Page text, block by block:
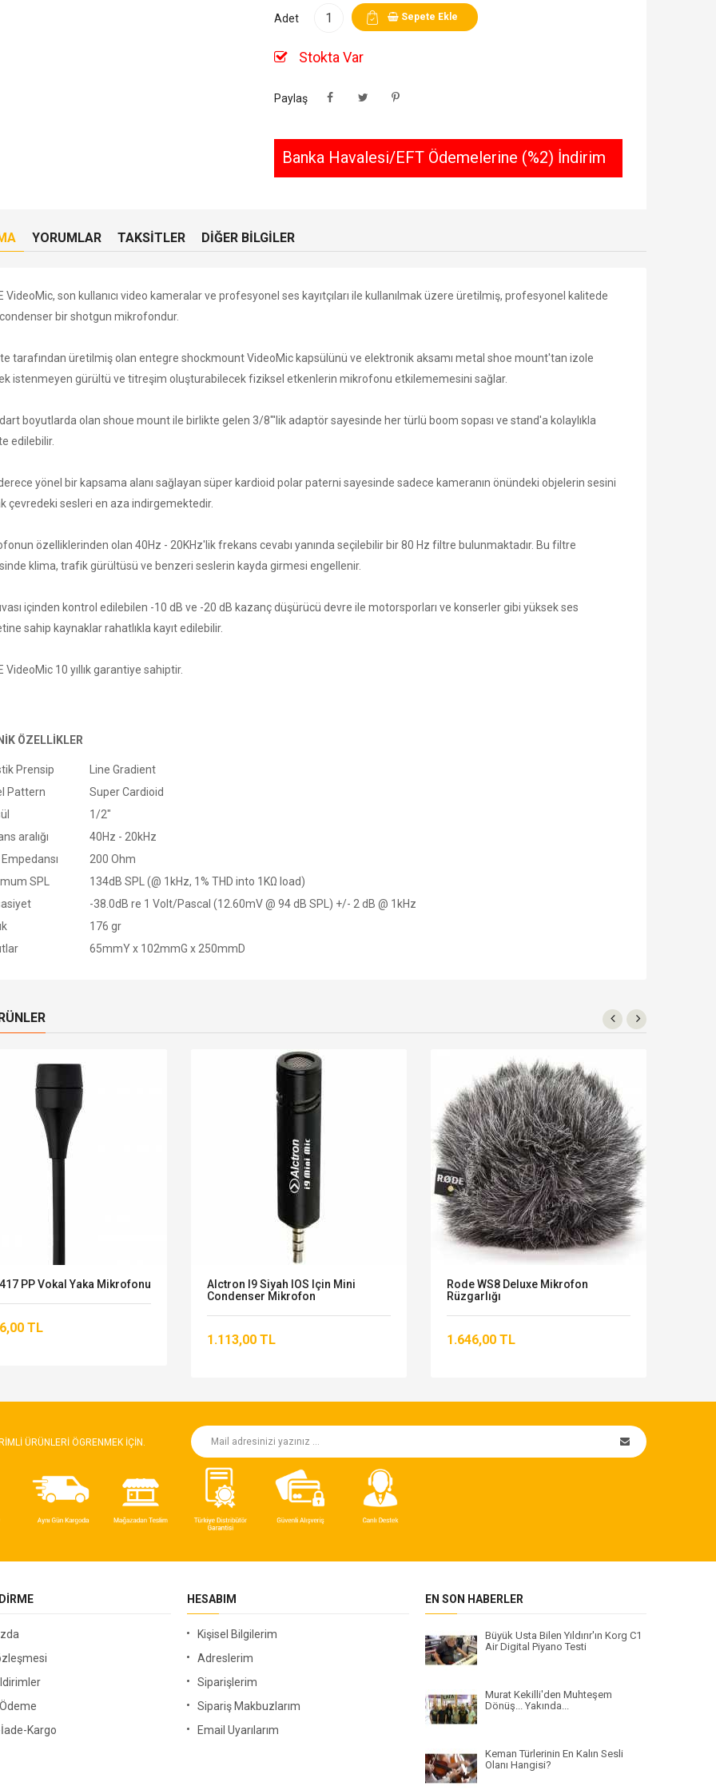
Adet Sepete Ekle
Stokta Var
Paylaş
Banka Havalesi/EFT Ödemelerine (%2) İndirim
YORUMLAR TAKSITLER DIĞER BILGILER
VideoMic, son kullanıcı video kameralar ve profesyonel ses kayıtçıları ile kullanılmak üzere üretilmiş, profesyonel kalitede
bir shotgun mikrofondur.
tarafından üretilmiş olan entegre shockmount VideoMic kapsülünü ve elektronik aksamı metal shoe mount'tan izole
istenmeyen gürültü ve titreşim oluşturabilecek fiziksel etkenlerin mikrofonu etkilememesini sağlar.
boyutlarda olan shoue mount ile birlikte gelen 3/8"'lik adaptör sayesinde her türlü boom sopası ve stand'a kolaylıkla
edilebilir.
yönel bir kapsama alanı sağlayan süper kardioid polar paterni sayesinde sadece kameranın önündeki objelerin sesini
çevredeki sesleri en aza indirgemektedir.
özelliklerinden olan 40Hz - 20KHz'lik frekans cevabı yanında seçilebilir bir 80 Hz filtre bulunmaktadır. Bu filtre
klima, trafik gürültüsü ve benzeri seslerin kayda girmesi engellenir.
içinden kontrol edilebilen -10 dB ve -20 dB kazanç düşürücü devre ile motorsporları ve konserler gibi yüksek ses
sahip kaynaklar rahatlıkla kayıt edilebilir.
VideoMic 10 yıllık garantiye sahiptir.
ÖZELLİKLER
Prensip
Line Gradient
Pattern
Super Cardioid
1/2"
aralığı
40Hz - 20kHz
Empedansı
200 Ohm
SPL
134dB SPL (@ 1kHz, 1% THD into 1KΩ load)
-38.0dB re 1 Volt/Pascal (12.60mV @ 94 dB SPL) +/- 2 dB @ 1kHz
176 gr
65mmY x 102mmG x 250mmD
PP Vokal Yaka Mikrofonu
TL
Alctron I9 Siyah IOS Için Mini
Condenser Mikrofon
1.113,00 TL
Rode WS8 Deluxe Mikrofon
Rüzgarlığı
1.646,00 TL
ÜRÜNLERI ÖGRENMEK IÇIN.
Kargo
HESABIM
Kişisel Bilgilerim
Adreslerim
Siparişlerim
Sipariş Makbuzlarım
Email Uyarılarım
EN SON HABERLER
Büyük Usta Bilen Yıldırır'ın Korg C1
Air Digital Piyano Testi
Murat Kekilli'den Muhteşem
Dönüş... Yakında...
Keman Türlerinin En Kalın Sesli
Olanı Hangisi?